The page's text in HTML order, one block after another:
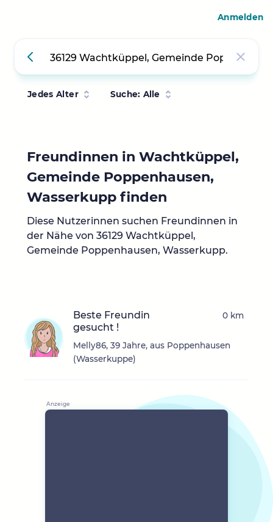
Jedes Alter Suche: Alle
Freundinnen in Wachtküppel,
Gemeinde Poppenhausen,
Wasserkupp finden
Diese Nutzerinnen suchen Freundinnen in
der Nähe von 36129 Wachtküppel,
Gemeinde Poppenhausen, Wasserkupp.
Beste Freundin
gesucht !
Melly86, 39 Jahre, aus Poppenhausen
(Wasserkuppe)
0 km
Anmelden